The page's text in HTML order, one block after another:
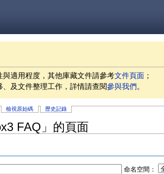
適用程度，其他庫藏文件請參考文件頁面 ；
及文件整理工作，詳情請查閱參與我們。
檢視原始碼 歷史記錄
FAQ」的頁面
命名空間：